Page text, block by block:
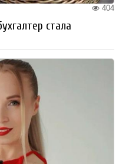
404
стала